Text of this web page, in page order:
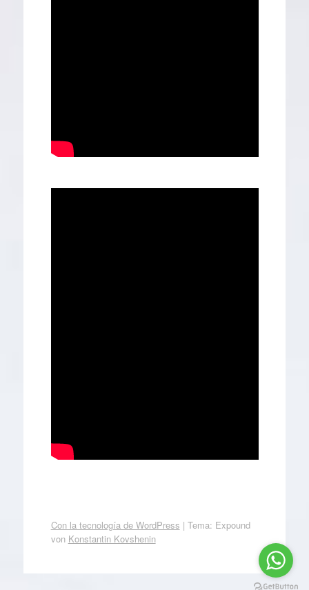
Con la tecnología de WordPress | Tema: Expound
von Konstantin Kovshenin